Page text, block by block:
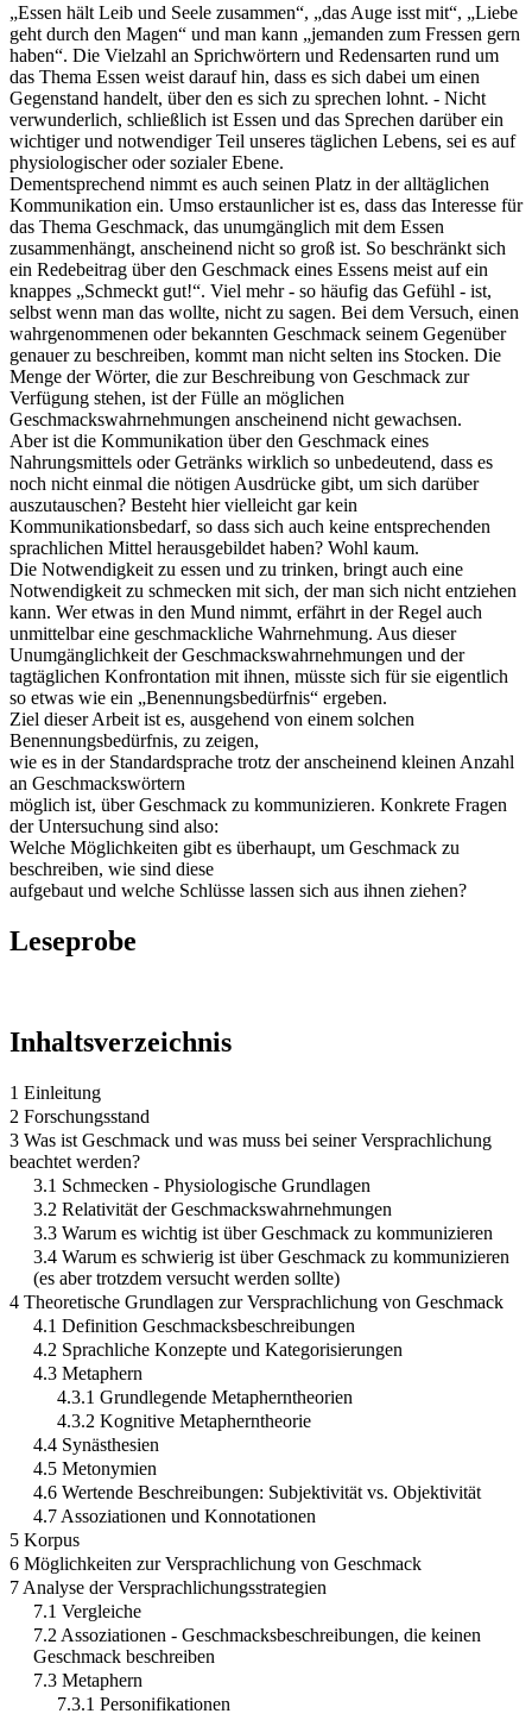
„Essen hält Leib und Seele zusammen“, „das Auge isst mit“, „Liebe
geht durch den Magen“ und man kann „jemanden zum Fressen gern
haben“. Die Vielzahl an Sprichwörtern und Redensarten rund um
das Thema Essen weist darauf hin, dass es sich dabei um einen
Gegenstand handelt, über den es sich zu sprechen lohnt. - Nicht
verwunderlich, schließlich ist Essen und das Sprechen darüber ein
wichtiger und notwendiger Teil unseres täglichen Lebens, sei es auf
physiologischer oder sozialer Ebene.
Dementsprechend nimmt es auch seinen Platz in der alltäglichen
Kommunikation ein. Umso erstaunlicher ist es, dass das Interesse für
das Thema Geschmack, das unumgänglich mit dem Essen
zusammenhängt, anscheinend nicht so groß ist. So beschränkt sich
ein Redebeitrag über den Geschmack eines Essens meist auf ein
knappes „Schmeckt gut!“. Viel mehr - so häufig das Gefühl - ist,
selbst wenn man das wollte, nicht zu sagen. Bei dem Versuch, einen
wahrgenommenen oder bekannten Geschmack seinem Gegenüber
genauer zu beschreiben, kommt man nicht selten ins Stocken. Die
Menge der Wörter, die zur Beschreibung von Geschmack zur
Verfügung stehen, ist der Fülle an möglichen
Geschmackswahrnehmungen anscheinend nicht gewachsen.
Aber ist die Kommunikation über den Geschmack eines
Nahrungsmittels oder Getränks wirklich so unbedeutend, dass es
noch nicht einmal die nötigen Ausdrücke gibt, um sich darüber
auszutauschen? Besteht hier vielleicht gar kein
Kommunikationsbedarf, so dass sich auch keine entsprechenden
sprachlichen Mittel herausgebildet haben? Wohl kaum.
Die Notwendigkeit zu essen und zu trinken, bringt auch eine
Notwendigkeit zu schmecken mit sich, der man sich nicht entziehen
kann. Wer etwas in den Mund nimmt, erfährt in der Regel auch
unmittelbar eine geschmackliche Wahrnehmung. Aus dieser
Unumgänglichkeit der Geschmackswahrnehmungen und der
tagtäglichen Konfrontation mit ihnen, müsste sich für sie eigentlich
so etwas wie ein „Benennungsbedürfnis“ ergeben.
Ziel dieser Arbeit ist es, ausgehend von einem solchen
Benennungsbedürfnis, zu zeigen,
wie es in der Standardsprache trotz der anscheinend kleinen Anzahl
an Geschmackswörtern
möglich ist, über Geschmack zu kommunizieren. Konkrete Fragen
der Untersuchung sind also:
Welche Möglichkeiten gibt es überhaupt, um Geschmack zu
beschreiben, wie sind diese
aufgebaut und welche Schlüsse lassen sich aus ihnen ziehen?
Leseprobe
Inhaltsverzeichnis
1 Einleitung
2 Forschungsstand
3 Was ist Geschmack und was muss bei seiner Versprachlichung
beachtet werden?
3.1 Schmecken - Physiologische Grundlagen
3.2 Relativität der Geschmackswahrnehmungen
3.3 Warum es wichtig ist über Geschmack zu kommunizieren
3.4 Warum es schwierig ist über Geschmack zu kommunizieren
(es aber trotzdem versucht werden sollte)
4 Theoretische Grundlagen zur Versprachlichung von Geschmack
4.1 Definition Geschmacksbeschreibungen
4.2 Sprachliche Konzepte und Kategorisierungen
4.3 Metaphern
4.3.1 Grundlegende Metapherntheorien
4.3.2 Kognitive Metapherntheorie
4.4 Synästhesien
4.5 Metonymien
4.6 Wertende Beschreibungen: Subjektivität vs. Objektivität
4.7 Assoziationen und Konnotationen
5 Korpus
6 Möglichkeiten zur Versprachlichung von Geschmack
7 Analyse der Versprachlichungsstrategien
7.1 Vergleiche
7.2 Assoziationen - Geschmacksbeschreibungen, die keinen
Geschmack beschreiben
7.3 Metaphern
7.3.1 Personifikationen